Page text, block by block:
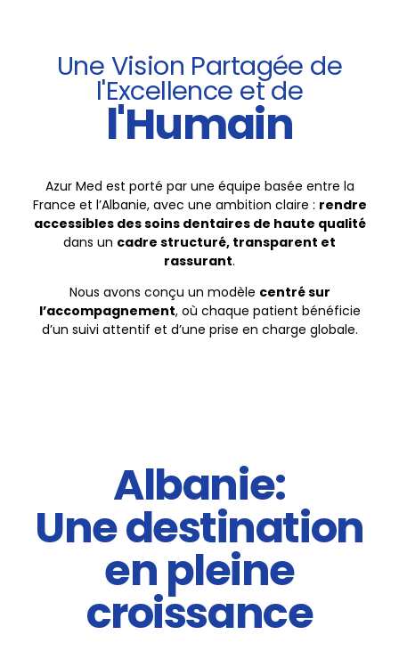
9
0
6
7
8
9
4
5
6
7
8
0
Une Vision Partagée de
l'Excellence et de
l'Humain
Azur Med est porté par une équipe basée entre la
France et l’Albanie, avec une ambition claire : rendre
accessibles des soins dentaires de haute qualité
dans un cadre structuré, transparent et
rassurant.
Nous avons conçu un modèle centré sur
l’accompagnement, où chaque patient bénéficie
d’un suivi attentif et d’une prise en charge globale.
Albanie:
Une destination
en pleine
croissance